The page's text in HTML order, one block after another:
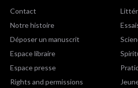
Contact
Notre histoire
Déposer un manuscrit
Espace libraire
Espace presse
Rights and permissions